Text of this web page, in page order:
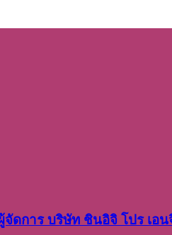
ดการ บริษัท​ ชินอิจิ​ โปร​ เอ